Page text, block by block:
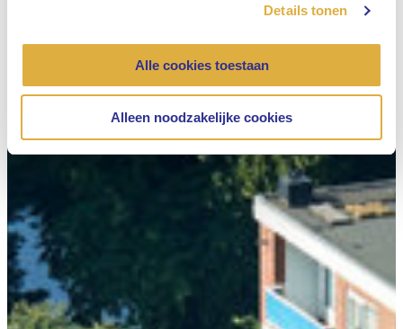
Details tonen
Alle cookies toestaan
Alleen noodzakelijke cookies